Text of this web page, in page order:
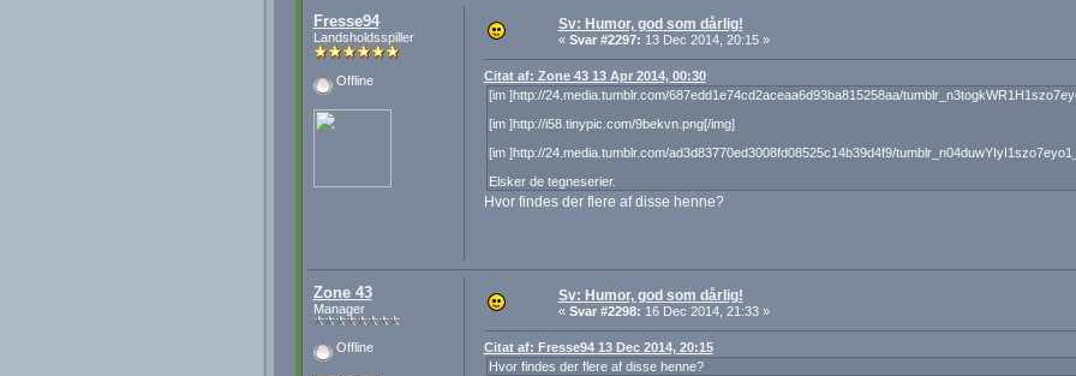
Fresse94
Landsholdsspiller
Offline
Sv: Humor, god som dårlig!
« Svar #2297: 13 Dec 2014, 20:15 »
Citat af: Zone 43 13 Apr 2014, 00:30
[im ]http://24.media.tumblr.com/687edd1e74cd2aceaa6d93ba815258aa/
[im ]http://i58.tinypic.com/9bekvn.png[/img]
[im ]http://24.media.tumblr.com/ad3d83770ed3008fd08525c14b39d4f9/
Elsker de tegneserier.
Hvor findes der flere af disse henne?
Zone 43
Manager
Offline
Sv: Humor, god som dårlig!
« Svar #2298: 16 Dec 2014, 21:33 »
Citat af: Fresse94 13 Dec 2014, 20:15
Hvor findes der flere af disse henne?